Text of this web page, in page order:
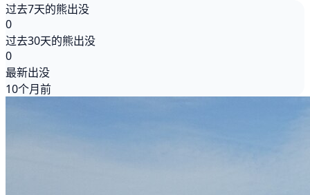
过去7天的熊出没
0
过去30天的熊出没
0
最新出没
10个月前